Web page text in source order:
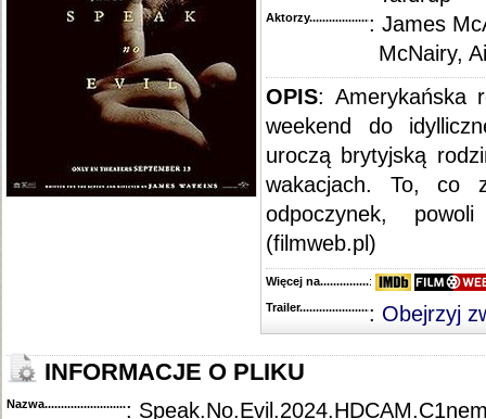
Aktorzy...........................................
: James
McNairy,
OPIS: Amerykańska
weekend do
uroczą brytyjską
wakacjach. To, co
odpoczynek,
(filmweb.pl)
Więcej na........................................
:
Trailer...........................................
: Obejrzyj
INFORMACJE O PLIKU
Nazwa.............................................
: